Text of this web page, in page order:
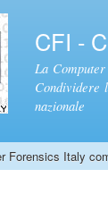
CFI -
La
Condividere
nazionale
Forensics Italy